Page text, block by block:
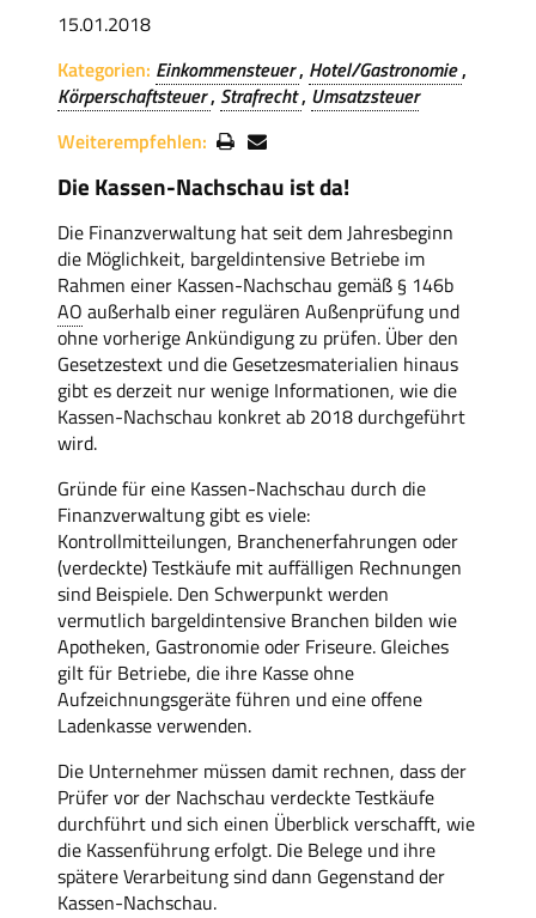
15.01.2018
Kategorien: Einkommensteuer Hotel/Gastronomie
Körperschaftsteuer Strafrecht Umsatzsteuer
Weiterempfehlen:
Die Kassen-Nachschau ist da!
Die Finanzverwaltung hat seit dem Jahresbeginn
die Möglichkeit, bargeldintensive Betriebe im
Rahmen einer Kassen-Nachschau gemäß § 146b
AO außerhalb einer regulären Außenprüfung und
ohne vorherige Ankündigung zu prüfen. Über den
Gesetzestext und die Gesetzesmaterialien hinaus
gibt es derzeit nur wenige Informationen, wie die
Kassen-Nachschau konkret ab 2018 durchgeführt
wird.
Gründe für eine Kassen-Nachschau durch die
Finanzverwaltung gibt es viele:
Kontrollmitteilungen, Branchenerfahrungen oder
(verdeckte) Testkäufe mit auffälligen Rechnungen
sind Beispiele. Den Schwerpunkt werden
vermutlich bargeldintensive Branchen bilden wie
Apotheken, Gastronomie oder Friseure. Gleiches
gilt für Betriebe, die ihre Kasse ohne
Aufzeichnungsgeräte führen und eine offene
Ladenkasse verwenden.
Die Unternehmer müssen damit rechnen, dass der
Prüfer vor der Nachschau verdeckte Testkäufe
durchführt und sich einen Überblick verschafft, wie
die Kassenführung erfolgt. Die Belege und ihre
spätere Verarbeitung sind dann Gegenstand der
Kassen-Nachschau.